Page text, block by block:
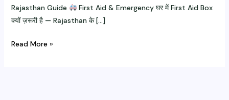
Rajasthan Guide
First Aid & Emergency घर में First Aid Box
क्यों ज़रूरी है — Rajasthan के […]
first
Read More »